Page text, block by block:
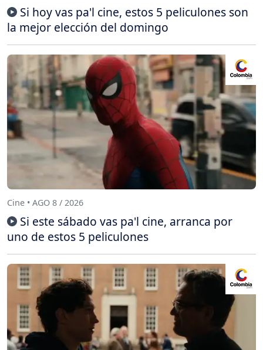
Si hoy vas pa'l cine, estos 5 peliculones son
la mejor elección del domingo
Cine • AGO 8 / 2026
Si este sábado vas pa'l cine, arranca por
uno de estos 5 peliculones